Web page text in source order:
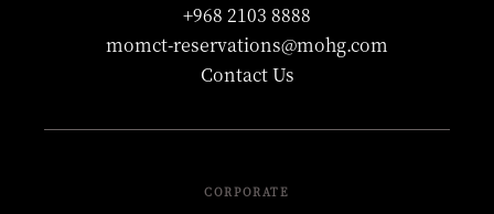
+968 2103 8888
momct-reservations@mohg.com
Contact Us
CORPORATE